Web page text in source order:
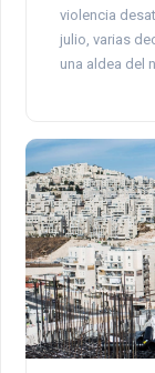
violencia
julio, varias
una aldea del